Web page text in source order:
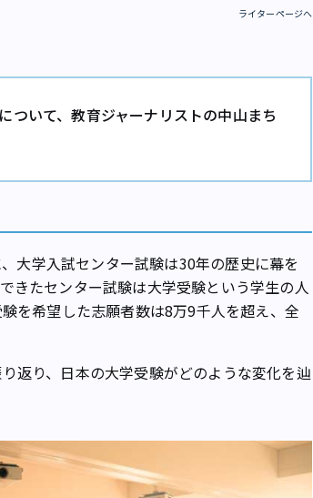
ライターページへ
ついて、教育ジャーナリストの中山まち
大学入試センター試験は30年の歴史に幕を
きたセンター試験は大学受験という学生の人
を希望した志願者数は8万9千人を超え、全
返り、日本の大学受験がどのような変化を辿